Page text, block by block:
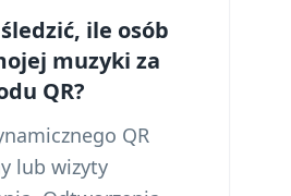
ile osób
muzyki za
QR?
QR
lub wizyty